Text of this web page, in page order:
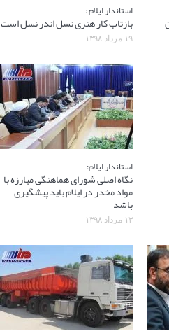
استاندار ایلام :
بازتاب کار هنری نسل اندر نسل است
۱۹ مرداد ۱۳۹۸
استاندار ایلام:
نگاه اصلی شورای هماهنگی مبارزه با
مواد مخدر در ایلام باید پیشگیری
باشد
۱۳ مرداد ۱۳۹۸